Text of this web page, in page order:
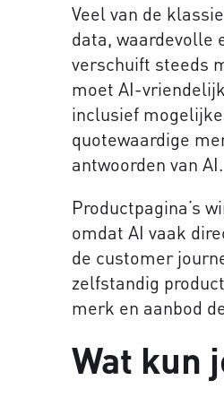
Veel van de
data, waardevolle
verschuift steeds
moet AI-
inclusief
quotewaardige
antwoorden van AI.
Productpagina’s
omdat AI vaak
de customer
zelfstandig
merk en aanbod
Wat kun